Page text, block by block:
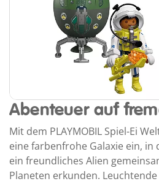
Abenteuer auf
Mit dem PLAYMOBIL Spiel-Ei
eine farbenfrohe Galaxie ein,
ein freundliches Alien
Planeten erkunden.